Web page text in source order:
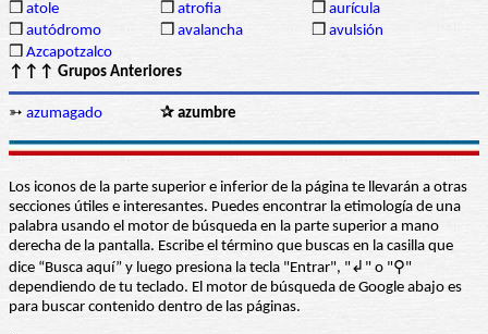
❒ atole ❒ atrofia ❒ aurícula
❒ autódromo ❒ avalancha ❒ avulsión
❒ Azcapotzalco
↑↑↑ Grupos Anteriores
➳ azumagado ✰ azumbre
Los iconos de la parte superior e inferior de la página te llevarán a otras
secciones útiles e interesantes. Puedes encontrar la etimología de una
palabra usando el motor de búsqueda en la parte superior a mano
derecha de la pantalla. Escribe el término que buscas en la casilla que
dice “Busca aquí” y luego presiona la tecla "Entrar", "↲" o "⚲"
dependiendo de tu teclado. El motor de búsqueda de Google abajo es
para buscar contenido dentro de las páginas.